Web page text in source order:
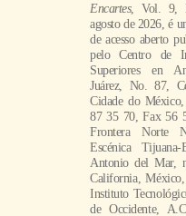
Encartes, Vol. 9,
agosto de 2026, é
de acesso aberto
pelo Centro de
Superiores en
Juárez, No. 87,
Cidade do
87 35 70, Fax 56
Frontera Norte
Escénica
Antonio del Mar,
California,
Instituto
de Occidente,